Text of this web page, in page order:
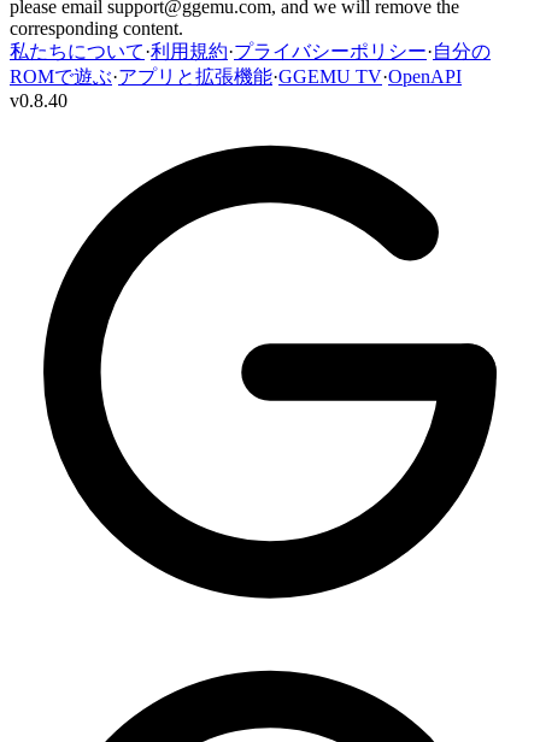
please email support@ggemu.com, and we will remove the
corresponding content.
私たちについて·利用規約·プライバシーポリシー·自分の
ROMで遊ぶ·アプリと拡張機能·GGEMU TV·OpenAPI
v0.8.40